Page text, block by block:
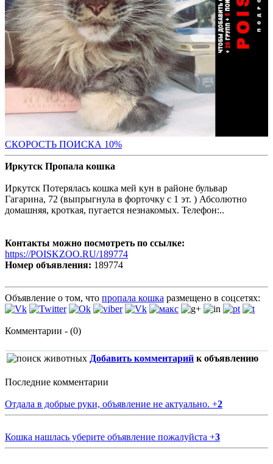
СКОРОСТЬ ПОИСКА 10%
Иркутск Пропала кошка
Иркутск Потерялась кошка мей кун в районе бульвар
Гагарина, 72 (выпрыгнула в форточку с 1 эт. ) Абсолютно
домашняя, кроткая, пугается незнакомых. Телефон:..
Контакты можно посмотреть по ссылке:
https://POISKZOO.RU/189774
Номер объявления: 189774
Объявление о том, что пропала кошка размещено в соцсетях:
Комментарии - (0)
Добавить комментарий к объявлению
Последние комментарии
Отдала в добрые руки, объявление не актуально. +2
Кошка нашлась уберите объявление пожалуйста +3